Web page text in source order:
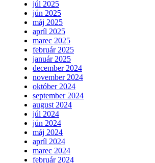
júl 2025
jún 2025
máj 2025
apríl 2025
marec 2025
február 2025
január 2025
december 2024
november 2024
október 2024
september 2024
august 2024
júl 2024
jún 2024
máj 2024
apríl 2024
marec 2024
február 2024